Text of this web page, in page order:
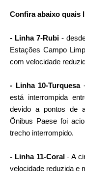
Confira abaixo quais
- Linha 7-Rubi -
Estações Campo
com velocidade
- Linha 10-Turquesa-
está interrompida
devido a pontos de
Ônibus Paese foi
trecho interrompido.
- Linha 11-Coral- A
velocidade reduzida e